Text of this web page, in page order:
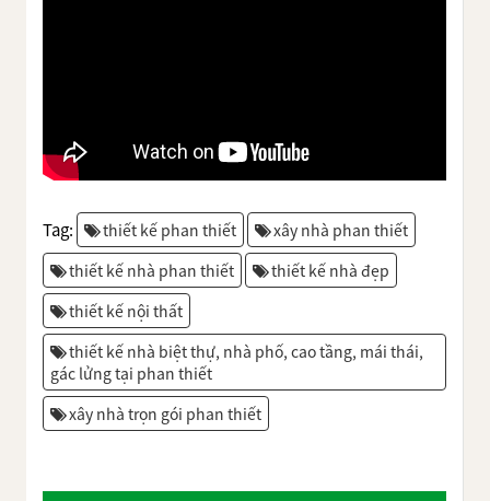
Tag: thiết kế phan thiết
xây nhà phan thiết
thiết kế nhà phan thiết
thiết kế nhà đẹp
thiết kế nội thất
thiết kế nhà biệt thự, nhà phố, cao tầng, mái thái,
gác lửng tại phan thiết
xây nhà trọn gói phan thiết